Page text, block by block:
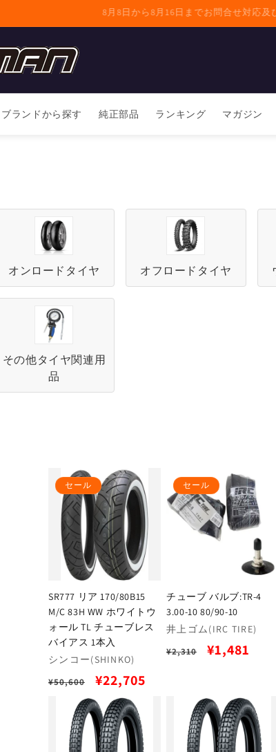
8月8日から8月16日までお問合せ対応
ブランドから探す 純正部品 ランキング マガジン
オンロードタイヤ オフロードタイヤ
その他タイヤ関連用
品
セール
SR777 リア 170/80B15
M/C 83H WW ホワイトウ
ォール TL チューブレス
バイアス 1本入
販
元:
シンコー(SHINKO)
通
¥50,600
セ
ー
ル
価
¥22,705
セール
チューブ バルブ:TR-4
3.00-10 80/90-10
販
元:
井上ゴム(IRC TIRE)
通
¥2,310
セ
価
格
¥1,481